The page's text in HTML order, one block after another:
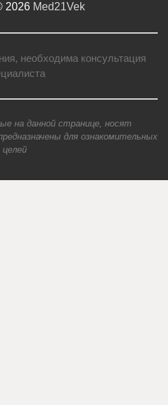
2026 Med21Vek
необходима консультация
на данной странице, носят
для ознакомительных
целей